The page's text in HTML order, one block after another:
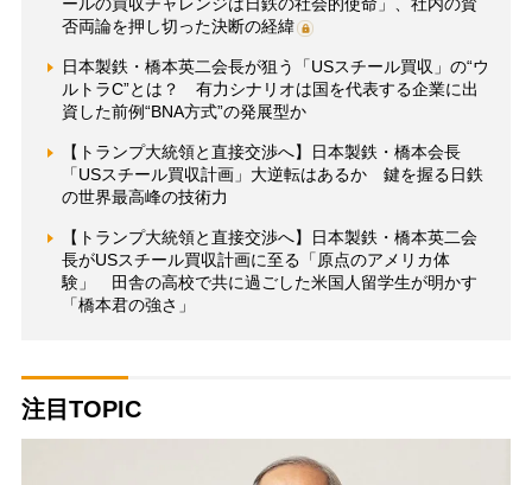
ールの買収チャレンジは日鉄の社会的使命」、社内の賛
否両論を押し切った決断の経緯
日本製鉄・橋本英二会長が狙う「USスチール買収」の“ウ
ルトラC”とは？ 有力シナリオは国を代表する企業に出
資した前例“BNA方式”の発展型か
【トランプ大統領と直接交渉へ】日本製鉄・橋本会長
「USスチール買収計画」大逆転はあるか 鍵を握る日鉄
の世界最高峰の技術力
【トランプ大統領と直接交渉へ】日本製鉄・橋本英二会
長がUSスチール買収計画に至る「原点のアメリカ体
験」 田舎の高校で共に過ごした米国人留学生が明かす
「橋本君の強さ」
注目TOPIC